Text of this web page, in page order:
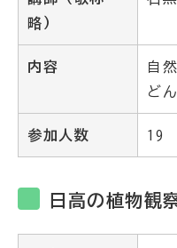
略）
内容
自
ど
参加人数 19
日高の植物観